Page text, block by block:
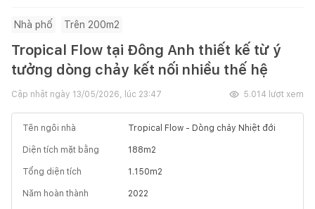
Nhà phố Trên 200m2
Tropical Flow tại Đông Anh thiết kế từ ý
tưởng dòng chảy kết nối nhiều thế hệ
Cập nhật ngày 13/05/2026, lúc 23:47 5.014 lượt xem
Tên ngôi nhà Tropical Flow - Dòng chảy Nhiệt đới
Diện tích mặt bằng 188m2
Tổng diện tích 1.150m2
Năm hoàn thành 2022